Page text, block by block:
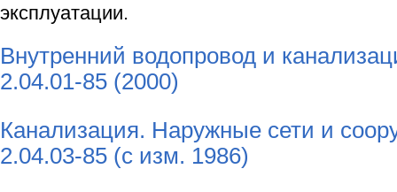
эксплуатации.
Внутренний водопровод и
2.04.01-85 (2000)
Канализация. Наружные сети и
2.04.03-85 (с изм. 1986)